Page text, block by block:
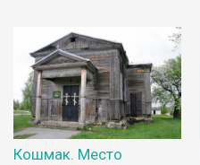
Кошмак. Место